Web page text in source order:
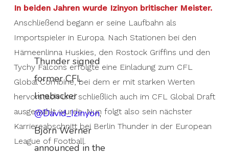
In beiden Jahren wurde Izinyon britischer Meister.
Anschließend begann er seine Laufbahn als
Importspieler in Europa. Nach Stationen bei den
Hämeenlinna Huskies, den Rostock Griffins und den
Tychy Falcons erfolgte eine Einladung zum CFL
Global Combine, bei dem er mit starken Werten
hervorstach und schließlich auch im CFL Global Draft
ausgewählt wurde. Nun folgt also sein nächster
Karriereabschnitt bei Berlin Thunder in der European
League of Football.
Thunder signed
former CFL
linebacker
@David_Izinyon,
Björn Werner
announced in the